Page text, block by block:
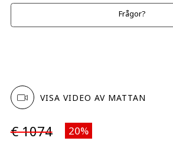
Frågor?
VISA VIDEO AV MATTAN
€ 1074 20%